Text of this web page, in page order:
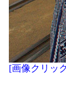
[画像クリッ